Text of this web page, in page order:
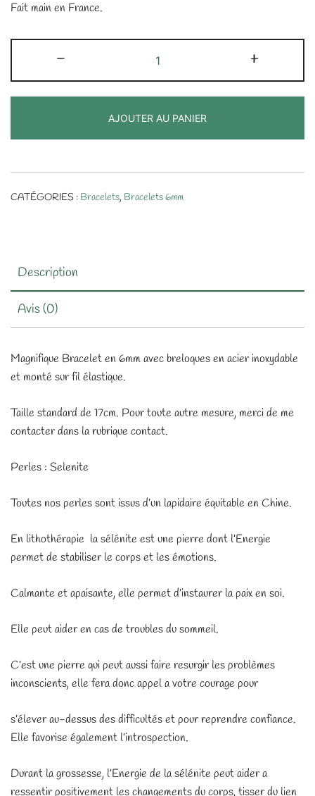
Fait main en France.
-
de
Bracelet
Sélénite
+
AJOUTER AU PANIER
CATÉGORIES : Bracelets, Bracelets 6mm
Description
Avis (0)
Magnifique Bracelet en 6mm avec breloques en acier inoxydable
et monté sur fil élastique.
Taille standard de 17cm. Pour toute autre mesure, merci de me
contacter dans la rubrique contact.
Perles : Selenite
Toutes nos perles sont issus d’un lapidaire équitable en Chine.
En lithothérapie la sélénite est une pierre dont l’Energie
permet de stabiliser le corps et les émotions.
Calmante et apaisante, elle permet d’instaurer la paix en soi.
Elle peut aider en cas de troubles du sommeil.
C’est une pierre qui peut aussi faire resurgir les problèmes
inconscients, elle fera donc appel a votre courage pour
s’élever au-dessus des difficultés et pour reprendre confiance.
Elle favorise également l’introspection.
Durant la grossesse, l’Energie de la sélénite peut aider a
ressentir positivement les changements du corps, tisser du lien